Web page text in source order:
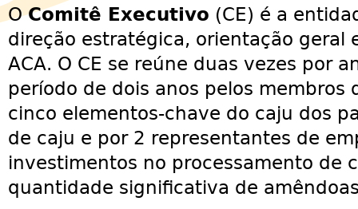
OComitê Executivo (CE) é a
direção estratégica, orientação geral
ACA. O CE se reúne duas vezes por
período de dois anos pelos membros
cinco elementos-chave do caju dos
de caju e por 2 representantes de
investimentos no processamento de
quantidade significativa de